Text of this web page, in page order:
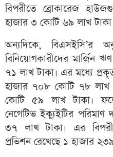
বিপরীতে ব্রোকারেজ
হাজার ৩ কোটি ৬৯ লাখ
অন্যদিকে, বিএসইসি’র
বিনিয়োগকারীদের মার্জিন
৭১ লাখ টাকা। এর মধ্যে
হাজার ৭০৮ কোটি ৭৮
কোটি ৫৯ লাখ টাকা।
নেগেটিভ ইক্যুইটির
৩৭ লাখ টাকা। এর
প্রভিশন রেখেছে ১ হাজার